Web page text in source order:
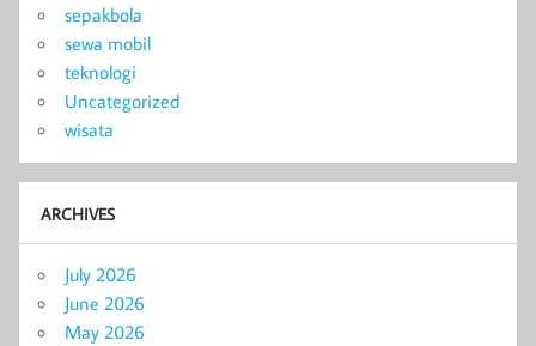
sepakbola
sewa mobil
teknologi
Uncategorized
wisata
ARCHIVES
July 2026
June 2026
May 2026